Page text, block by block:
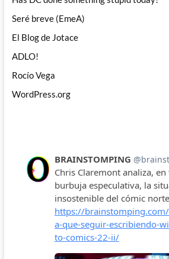
Seré breve (EmeA)
El Blog de Jotace
ADLO!
Rocío Vega
WordPress.org